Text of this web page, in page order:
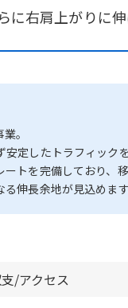
に右肩上がりに
。
定したトラフィック
トを完備しており、
伸長余地が見込めます
/アクセス